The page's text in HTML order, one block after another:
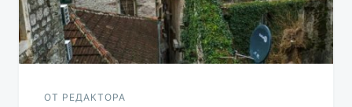
ОТ РЕДАКТОРА